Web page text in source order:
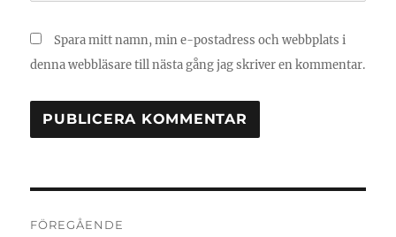
Spara mitt namn, min e-postadress och webbplats i
denna webbläsare till nästa gång jag skriver en kommentar.
FÖREGÅENDE